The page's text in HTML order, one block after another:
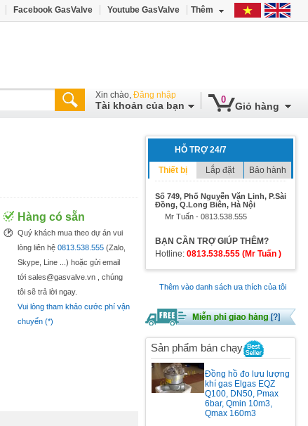
Facebook GasValve Youtube GasValve Thêm
Xin chào, Đăng nhập
Tài khoản của bạn
0
Giỏ hàng
HỖ TRỢ 24/7
Thiết bị Lắp đặt Bảo hành
Số 749, Phố Nguyễn Văn Linh, P.Sài
Đồng, Q.Long Biên, Hà Nội
Mr Tuấn - 0813.538.555
BẠN CẦN TRỢ GIÚP THÊM?
Hotline: 0813.538.555 (Mr Tuấn )
Thêm vào danh sách ưa thích của tôi
Sản phẩm bán chạy
Đồng hồ đo lưu lượng
khí gas Elgas EQZ
Q100, DN50, Pmax
6bar, Qmin 10m3,
Qmax 160m3
Hàng có sẵn
Quý khách mua theo dự án vui
lòng liên hệ 0813.538.555 (Zalo,
Skype, Line ...) hoặc gửi email
tới sales@gasvalve.vn , chúng
tôi sẽ trả lời ngay.
Vui lòng tham khảo cước phí vận
chuyển (*)